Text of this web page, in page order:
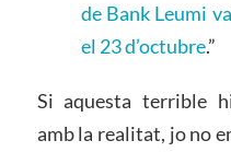
de Bank Leumi
el 23 d’octubre.”
Si aquesta terrible
amb la realitat, jo no